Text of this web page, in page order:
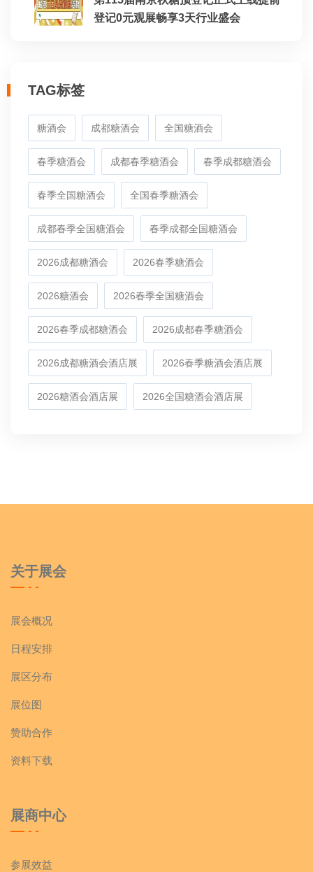
登记0元观展畅享3天行业盛会
TAG标签
糖酒会 成都糖酒会 全国糖酒会
春季糖酒会 成都春季糖酒会 春季成都糖酒会
春季全国糖酒会 全国春季糖酒会
成都春季全国糖酒会 春季成都全国糖酒会
2026成都糖酒会 2026春季糖酒会
2026糖酒会 2026春季全国糖酒会
2026春季成都糖酒会 2026成都春季糖酒会
2026成都糖酒会酒店展 2026春季糖酒会酒店展
2026糖酒会酒店展 2026全国糖酒会酒店展
关于展会
展会概况
日程安排
展区分布
展位图
赞助合作
资料下载
展商中心
参展效益